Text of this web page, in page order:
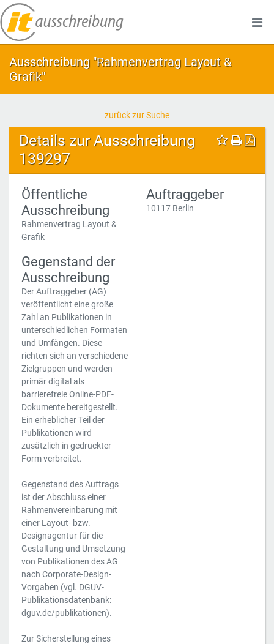
Ausschreibung "Rahmenvertrag Layout &
Grafik"
zurück zur Suche
Details zur Ausschreibung
139297
Öffentliche
Ausschreibung
Rahmenvertrag Layout &
Grafik
Gegenstand der
Ausschreibung
Der Auftraggeber (AG)
veröffentlicht eine große
Zahl an Publikationen in
unterschiedlichen Formaten
und Umfängen. Diese
richten sich an verschiedene
Zielgruppen und werden
primär digital als
barrierefreie Online-PDF-
Dokumente bereitgestellt.
Ein erheblicher Teil der
Publikationen wird
zusätzlich in gedruckter
Form verbreitet.
Gegenstand des Auftrags
ist der Abschluss einer
Rahmenvereinbarung mit
einer Layout- bzw.
Designagentur für die
Gestaltung und Umsetzung
von Publikationen des AG
nach Corporate-Design-
Vorgaben (vgl. DGUV-
Publikationsdatenbank:
dguv.de/publikationen).
Zur Sicherstellung eines
Auftraggeber
10117 Berlin